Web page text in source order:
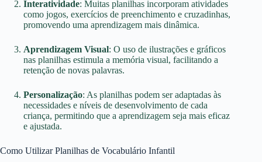
Interatividade: Muitas planilhas incorporam atividades
como jogos, exercícios de preenchimento e cruzadinhas,
promovendo uma aprendizagem mais dinâmica.
Aprendizagem Visual: O uso de ilustrações e gráficos
nas planilhas estimula a memória visual, facilitando a
retenção de novas palavras.
Personalização: As planilhas podem ser adaptadas às
necessidades e níveis de desenvolvimento de cada
criança, permitindo que a aprendizagem seja mais eficaz
e ajustada.
Como Utilizar Planilhas de Vocabulário Infantil